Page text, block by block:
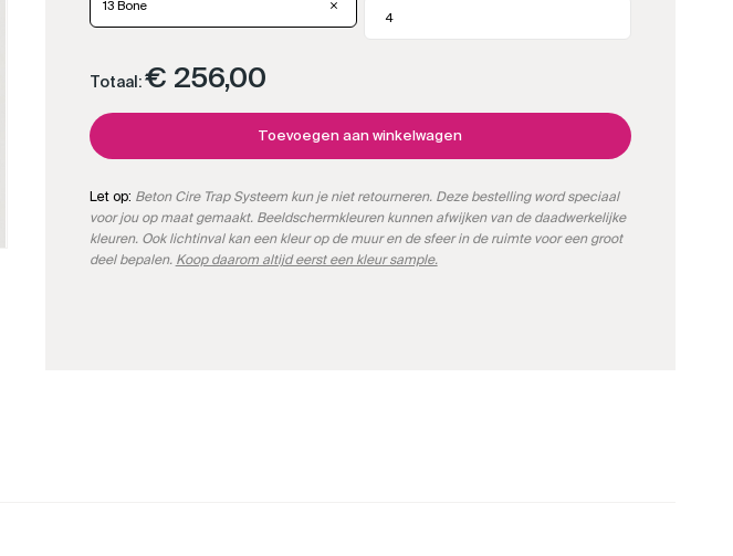
13 Bone
Totaal:€ 256,00
Toevoegen aan winkelwagen
Let op: Beton Cire Trap Systeem kun je niet retourneren. Deze bestelling word speciaal
voor jou op maat gemaakt. Beeldschermkleuren kunnen afwijken van de daadwerkelijke
kleuren. Ook lichtinval kan een kleur op de muur en de sfeer in de ruimte voor een groot
deel bepalen. Koop daarom altijd eerst een kleur sample.